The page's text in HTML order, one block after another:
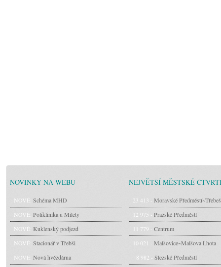
NOVINKY NA WEBU
NOVÉ: Schéma MHD
NOVÉ: Poliklinika u Milety
NOVÉ: Kuklenský podjezd
NOVÉ: Stacionář v Třebši
NOVÉ: Nová hvězdárna
NEJVĚTŠÍ MĚSTSKÉ
23 413 - Moravské Předměstí~Třebeš
12 975 - Pražské Předměstí
11 779 - Centrum
10 021 - Malšovice~Malšova Lhota
8 982 - Slezské Předměstí